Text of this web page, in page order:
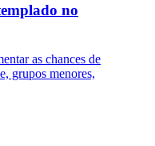
no
as chances de
grupos menores,